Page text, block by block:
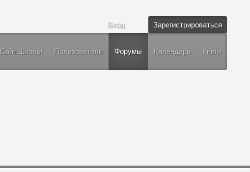
Вход Зарегистрироваться
Сайт Школы Пользователи Форумы Календарь Книги